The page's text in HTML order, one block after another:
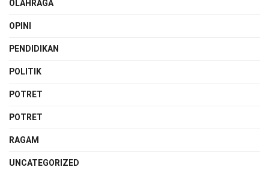
OLAHRAGA
OPINI
PENDIDIKAN
POLITIK
POTRET
POTRET
RAGAM
UNCATEGORIZED